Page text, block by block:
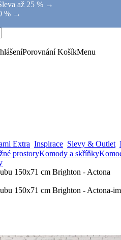
až 25 % →
% →
Porovnání KošíkMenu
Extra Inspirace Slevy & Outlet
prostoryKomody a skříňky